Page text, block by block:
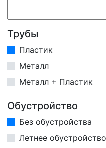
Трубы
Пластик
Металл
Металл + Пластик
Обустройство
Без обустройства
Летнее обустройство